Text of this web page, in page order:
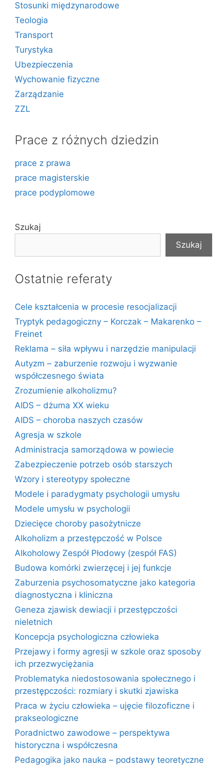
Stosunki międzynarodowe
Teologia
Transport
Turystyka
Ubezpieczenia
Wychowanie fizyczne
Zarządzanie
ZZL
Prace z różnych dziedzin
prace z prawa
prace magisterskie
prace podyplomowe
Szukaj
Szukaj
Ostatnie referaty
Cele kształcenia w procesie resocjalizacji
Tryptyk pedagogiczny – Korczak – Makarenko –
Freinet
Reklama – siła wpływu i narzędzie manipulacji
Autyzm – zaburzenie rozwoju i wyzwanie
współczesnego świata
Zrozumienie alkoholizmu?
AIDS – dżuma XX wieku
AIDS – choroba naszych czasów
Agresja w szkole
Administracja samorządowa w powiecie
Zabezpieczenie potrzeb osób starszych
Wzory i stereotypy społeczne
Modele i paradygmaty psychologii umysłu
Modele umysłu w psychologii
Dziecięce choroby pasożytnicze
Alkoholizm a przestępczość w Polsce
Alkoholowy Zespół Płodowy (zespół FAS)
Budowa komórki zwierzęcej i jej funkcje
Zaburzenia psychosomatyczne jako kategoria
diagnostyczna i kliniczna
Geneza zjawisk dewiacji i przestępczości
nieletnich
Koncepcja psychologiczna człowieka
Przejawy i formy agresji w szkole oraz sposoby
ich przezwyciężania
Problematyka niedostosowania społecznego i
przestępczości: rozmiary i skutki zjawiska
Praca w życiu człowieka – ujęcie filozoficzne i
prakseologiczne
Poradnictwo zawodowe – perspektywa
historyczna i współczesna
Pedagogika jako nauka – podstawy teoretyczne